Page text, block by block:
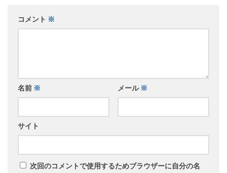
コメント ※
名前 ※ メール ※
サイト
次回のコメントで使用するためブラウザーに自分の名